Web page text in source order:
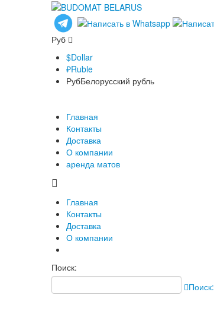
Руб
$Dollar
₽Ruble
РубБелорусский рубль
Главная
Контакты
Доставка
О компании
аренда матов
Главная
Контакты
Доставка
О компании
Поиск:
Поиск: